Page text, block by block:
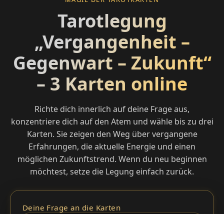
Tarotlegung
„Vergangenheit –
Gegenwart – Zukunft“
– 3 Karten online
Richte dich innerlich auf deine Frage aus,
konzentriere dich auf den Atem und wähle bis zu drei
Karten. Sie zeigen den Weg über vergangene
Erfahrungen, die aktuelle Energie und einen
möglichen Zukunftstrend. Wenn du neu beginnen
möchtest, setze die Legung einfach zurück.
Deine Frage an die Karten